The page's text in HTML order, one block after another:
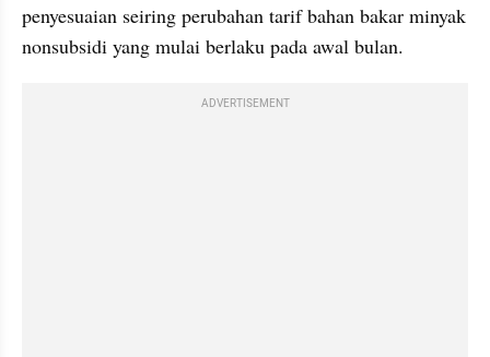
penyesuaian seiring perubahan tarif bahan bakar minyak
nonsubsidi yang mulai berlaku pada awal bulan.
ADVERTISEMENT